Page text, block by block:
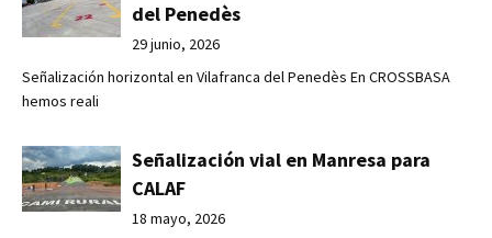
del Penedès
29 junio, 2026
Señalización horizontal en Vilafranca del Penedès En CROSSBASA
hemos reali
Señalización vial en Manresa para
CALAF
18 mayo, 2026